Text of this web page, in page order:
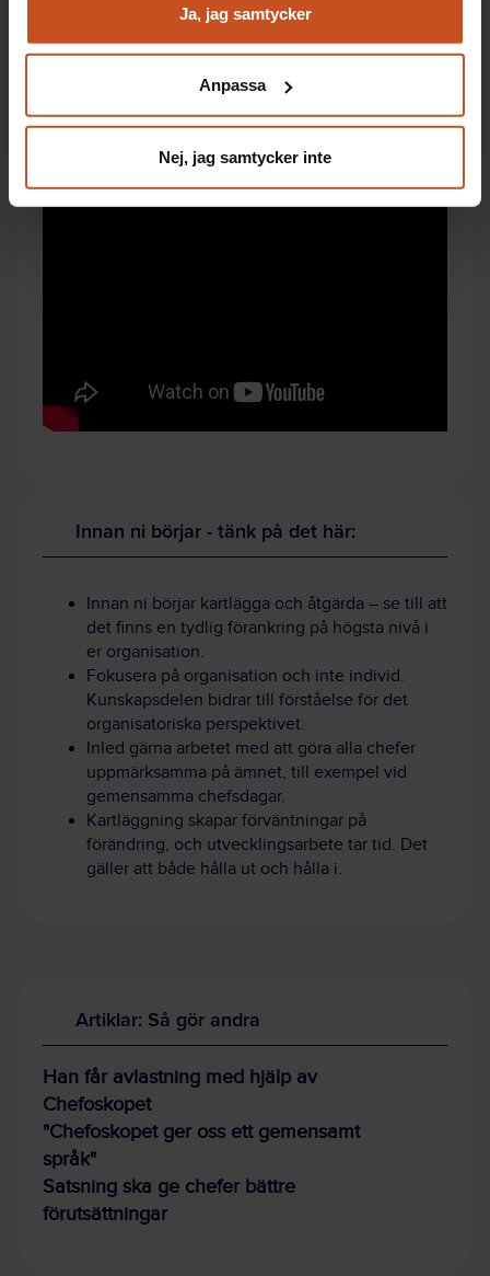
Du kan när som helst återta ditt godkännande genom att
integritet@suntarbetsliv.se.
Ja, jag samtycker
Anpassa
Nej, jag samtycker inte
Se ett seminarium på film om
Chefoskopet
Innan ni börjar - tänk på det här:
Innan ni börjar kartlägga och åtgärda – se till att
det finns en tydlig förankring på högsta nivå i
er organisation.
Fokusera på organisation och inte individ.
Kunskapsdelen bidrar till förståelse för det
organisatoriska perspektivet.
Inled gärna arbetet med att göra alla chefer
uppmärksamma på ämnet, till exempel vid
gemensamma chefsdagar.
Kartläggning skapar förväntningar på
förändring, och utvecklingsarbete tar tid. Det
gäller att både hålla ut och hålla i.
Artiklar: Så gör andra
Han får avlastning med hjälp av
Chefoskopet
"Chefoskopet ger oss ett gemensamt
språk"
Satsning ska ge chefer bättre
förutsättningar